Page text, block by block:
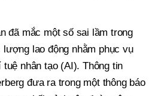
đã mắc một số sai lầm trong
lao động nhằm phục vụ
nhân tạo (AI). Thông tin
đưa ra trong một thông báo